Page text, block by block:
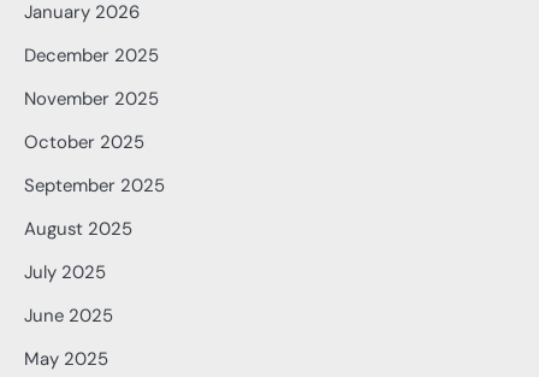
January 2026
December 2025
November 2025
October 2025
September 2025
August 2025
July 2025
June 2025
May 2025